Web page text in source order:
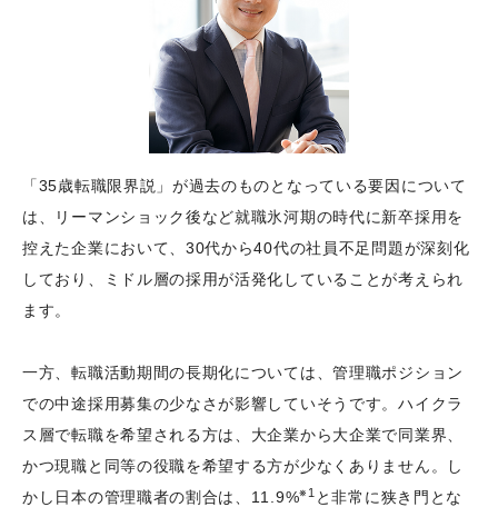
「35歳転職限界説」が過去のものとなっている要因について
は、リーマンショック後など就職氷河期の時代に新卒採用を
控えた企業において、30代から40代の社員不足問題が深刻化
しており、ミドル層の採用が活発化していることが考えられ
ます。
一方、転職活動期間の長期化については、管理職ポジション
での中途採用募集の少なさが影響していそうです。ハイクラ
ス層で転職を希望される方は、大企業から大企業で同業界、
かつ現職と同等の役職を希望する方が少なくありません。し
かし日本の管理職者の割合は、11.9%※1 と非常に狭き門とな